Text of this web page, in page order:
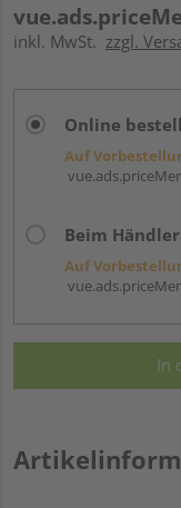
inkl. MwSt. zzgl.
Online
Auf
Beim
Auf
In